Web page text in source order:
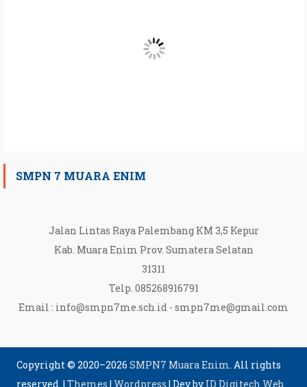
SMPN 7 MUARA ENIM
Jalan Lintas Raya Palembang KM 3,5 Kepur
Kab. Muara Enim Prov. Sumatera Selatan
31311
Telp. 085268916791
Email : info@smpn7me.sch.id -smpn7me@gmail.com
Copyright © 2020–2026SMPN7 Muara Enim. All rights
reserved. |Themes |Wordpress |Dev by ID Digitech Web